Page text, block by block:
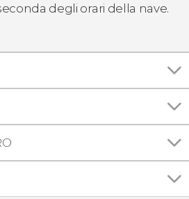
seconda degli orari della nave.